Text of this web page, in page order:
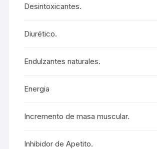
Desintoxicantes.
Diurético.
Endulzantes naturales.
Energia
Incremento de masa muscular.
Inhibidor de Apetito.